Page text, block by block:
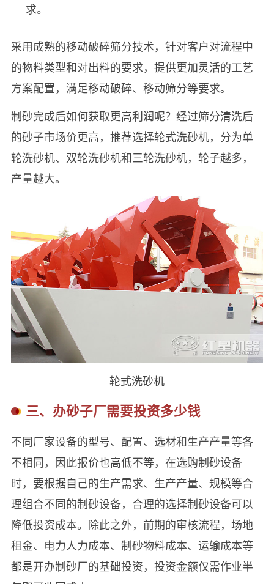
求。
采用成熟的移动破碎筛分技术，针对客户对流程中
的物料类型和对出料的要求，提供更加灵活的工艺
方案配置，满足移动破碎、移动筛分等要求。
制砂完成后如何获取更高利润呢？经过筛分清洗后
的砂子市场价更高，推荐选择轮式洗砂机，分为单
轮洗砂机、双轮洗砂机和三轮洗砂机，轮子越多，
产量越大。
轮式洗砂机
三、办砂子厂需要投资多少钱
不同厂家设备的型号、配置、选材和生产产量等各
不相同，因此报价也高低不等，在选购制砂设备
时，要根据自己的生产需求、生产产量、规模等合
理组合不同的制砂设备，合理的选择制砂设备可以
降低投资成本。除此之外，前期的审核流程，场地
租金、电力人力成本、制砂物料成本、运输成本等
都是开办制砂厂的基础投资，投资金额仅需作业半